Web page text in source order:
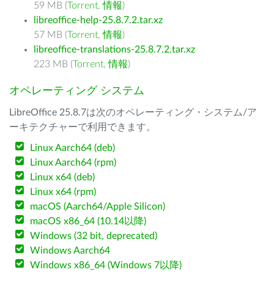
59 MB (Torrent,情報)
libreoffice-help-25.8.7.2.tar.xz
57 MB (Torrent,情報)
libreoffice-translations-25.8.7.2.tar.xz
223 MB (Torrent,情報)
オペレーティング システム
LibreOffice 25.8.7は次のオペレーティング・システム/ア
ーキテクチャーで利用できます。
Linux Aarch64 (deb)
Linux Aarch64 (rpm)
Linux x64 (deb)
Linux x64 (rpm)
macOS (Aarch64/Apple Silicon)
macOS x86_64 (10.14以降)
Windows (32 bit, deprecated)
Windows Aarch64
Windows x86_64 (Windows 7以降)